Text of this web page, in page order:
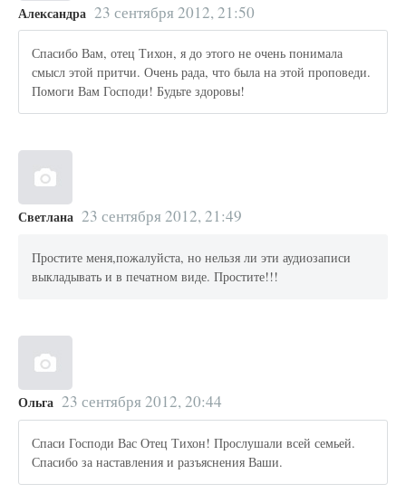
Александра 23 сентября 2012, 21:50
Спасибо Вам, отец Тихон, я до этого не очень понимала
смысл этой притчи. Очень рада, что была на этой проповеди.
Помоги Вам Господи! Будьте здоровы!
Светлана 23 сентября 2012, 21:49
Простите меня,пожалуйста, но нельзя ли эти аудиозаписи
выкладывать и в печатном виде. Простите!!!
Ольга 23 сентября 2012, 20:44
Спаси Господи Вас Отец Тихон! Прослушали всей семьей.
Спасибо за наставления и разъяснения Ваши.